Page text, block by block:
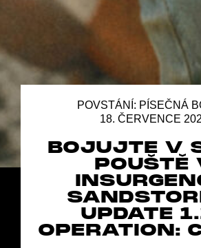
POVSTÁNÍ: PÍSEČNÁ
18. ČERVENCE
BOJUJTE V
POUŠTĚ
UPDATE
OPERATION: